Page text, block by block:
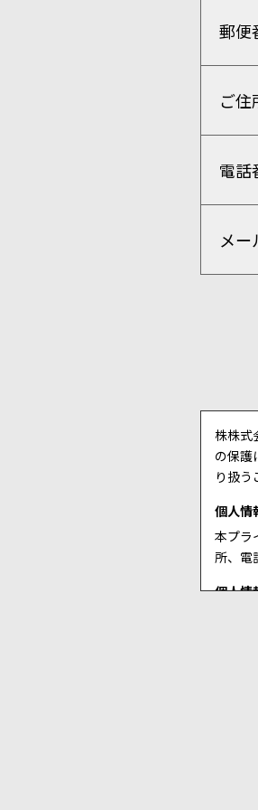
郵便
ご住
電話
メー
株株式
の保護
り扱う
個人情
本プラ
所、電
個人情
その
お